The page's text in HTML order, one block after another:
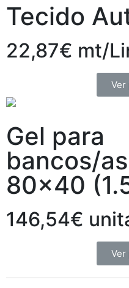
Tecido
22,87€ mt/
Ver
Gel para
bancos/
80×40
146,54€
Ver